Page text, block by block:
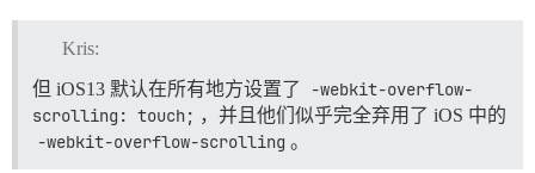
Kris:
但 iOS13 默认在所有地方设置了
-webkit-overflow-
scrolling: touch; ，并且他们似乎完全弃用了 iOS 中的
-webkit-overflow-scrolling 。